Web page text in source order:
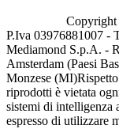
P.Iva 03976881007 -
Mediamond S.p.A. -
Amsterdam (Paesi
Monzese (MI)
riprodotti è vietata
sistemi di intelligenza
espresso di utilizzare